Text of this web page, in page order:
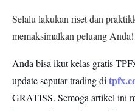
Selalu lakukan riset dan
memaksimalkan peluang Anda!
Anda bisa ikut kelas gratis
update seputar trading di
GRATISS. Semoga artikel ini